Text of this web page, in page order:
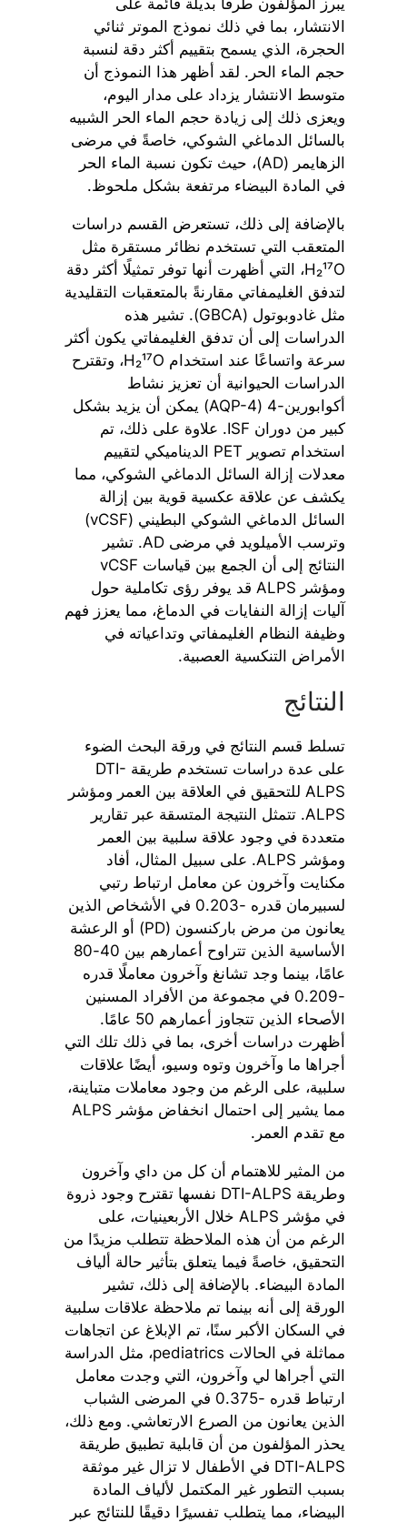
الانتشار، بما في ذلك نموذج الموتر ثنائي
الحجرة، الذي يسمح بتقييم أكثر دقة لنسبة
حجم الماء الحر. لقد أظهر هذا النموذج أن
متوسط الانتشار يزداد على مدار اليوم،
ويعزى ذلك إلى زيادة حجم الماء الحر الشبيه
بالسائل الدماغي الشوكي، خاصةً في مرضى
الزهايمر (AD)، حيث تكون نسبة الماء الحر
في المادة البيضاء مرتفعة بشكل ملحوظ.
بالإضافة إلى ذلك، تستعرض القسم دراسات
المتعقب التي تستخدم نظائر مستقرة مثل
H₂¹⁷O، التي أظهرت أنها توفر تمثيلًا أكثر دقة
لتدفق الغليمفاتي مقارنةً بالمتعقبات التقليدية
مثل غادوبوتول (GBCA). تشير هذه
الدراسات إلى أن تدفق الغليمفاتي يكون أكثر
سرعة واتساعًا عند استخدام H₂¹⁷O، وتقترح
الدراسات الحيوانية أن تعزيز نشاط
أكوابورين-4 (AQP-4) يمكن أن يزيد بشكل
كبير من دوران ISF. علاوة على ذلك، تم
استخدام تصوير PET الديناميكي لتقييم
معدلات إزالة السائل الدماغي الشوكي، مما
يكشف عن علاقة عكسية قوية بين إزالة
السائل الدماغي الشوكي البطيني (vCSF)
وترسب الأميلويد في مرضى AD. تشير
النتائج إلى أن الجمع بين قياسات vCSF
ومؤشر ALPS قد يوفر رؤى تكاملية حول
آليات إزالة النفايات في الدماغ، مما يعزز فهم
وظيفة النظام الغليمفاتي وتداعياته في
الأمراض التنكسية العصبية.
النتائج
تسلط قسم النتائج في ورقة البحث الضوء
على عدة دراسات تستخدم طريقة DTI-
ALPS للتحقيق في العلاقة بين العمر ومؤشر
ALPS. تتمثل النتيجة المتسقة عبر تقارير
متعددة في وجود علاقة سلبية بين العمر
ومؤشر ALPS. على سبيل المثال، أفاد
مكنايت وآخرون عن معامل ارتباط رتبي
لسبيرمان قدره -0.203 في الأشخاص الذين
يعانون من مرض باركنسون (PD) أو الرعشة
الأساسية الذين تتراوح أعمارهم بين 40-80
عامًا، بينما وجد تشانغ وآخرون معاملًا قدره
-0.209 في مجموعة من الأفراد المسنين
الأصحاء الذين تتجاوز أعمارهم 50 عامًا.
أظهرت دراسات أخرى، بما في ذلك تلك التي
أجراها ما وآخرون وتوه وسيو، أيضًا علاقات
سلبية، على الرغم من وجود معاملات متباينة،
مما يشير إلى احتمال انخفاض مؤشر ALPS
مع تقدم العمر.
من المثير للاهتمام أن كل من داي وآخرون
وطريقة DTI-ALPS نفسها تقترح وجود ذروة
في مؤشر ALPS خلال الأربعينيات، على
الرغم من أن هذه الملاحظة تتطلب مزيدًا من
التحقيق، خاصةً فيما يتعلق بتأثير حالة ألياف
المادة البيضاء. بالإضافة إلى ذلك، تشير
الورقة إلى أنه بينما تم ملاحظة علاقات سلبية
في السكان الأكبر سنًا، تم الإبلاغ عن اتجاهات
مماثلة في الحالات pediatrics، مثل الدراسة
التي أجراها لي وآخرون، التي وجدت معامل
ارتباط قدره -0.375 في المرضى الشباب
الذين يعانون من الصرع الارتعاشي. ومع ذلك،
يحذر المؤلفون من أن قابلية تطبيق طريقة
DTI-ALPS في الأطفال لا تزال غير موثقة
بسبب التطور غير المكتمل لألياف المادة
البيضاء، مما يتطلب تفسيرًا دقيقًا للنتائج عبر